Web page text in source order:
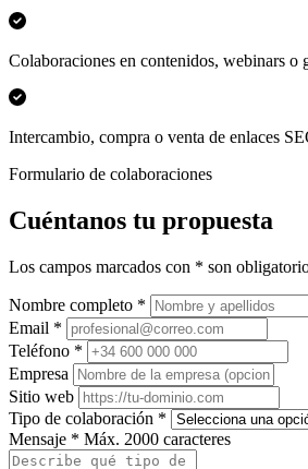
Colaboraciones en contenidos, webinars o
Intercambio, compra o venta de enlaces
Formulario de colaboraciones
Cuéntanos tu propuesta
Los campos marcados con * son
Nombre completo *
Email *
Teléfono *
Empresa
Sitio web
Tipo de colaboración *
Mensaje * Máx. 2000 caracteres